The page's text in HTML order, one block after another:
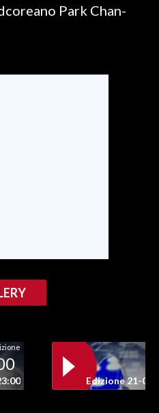
Park Chan-
Edizione 21-05-